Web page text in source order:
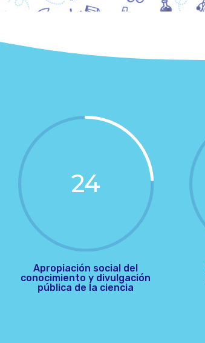
24
Apropiación social del
conocimiento y divulgación
pública de la ciencia